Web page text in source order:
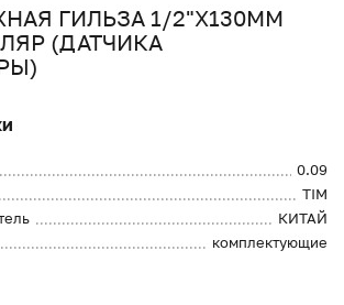
ГИЛЬЗА 1/2"Х130ММ
(ДАТЧИКА
0.09
TIM
КИТАЙ
комплектующие